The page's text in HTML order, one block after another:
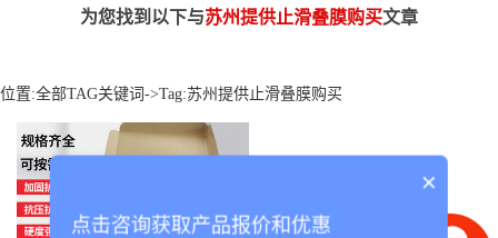
为您找到以下与苏州提供止滑叠膜购买文章
位置:全部TAG关键词 ->Tag:苏州提供止滑叠膜购买
×
点击咨询获取产品报价和优惠